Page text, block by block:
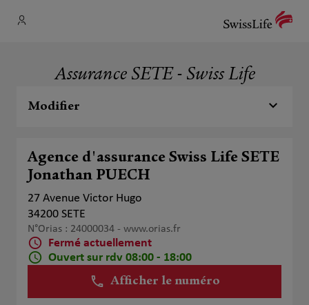
Assurance SETE - Swiss Life
Modifier
Agence d'assurance Swiss Life SETE
Jonathan PUECH
27 Avenue Victor Hugo
34200 SETE
N°Orias : 24000034 - www.orias.fr
Fermé actuellement
Ouvert sur rdv 08:00 - 18:00
Afficher le numéro